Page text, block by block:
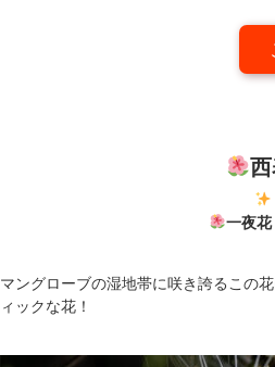
一夜花
マングローブの湿地帯に咲き誇るこの
ィックな花！